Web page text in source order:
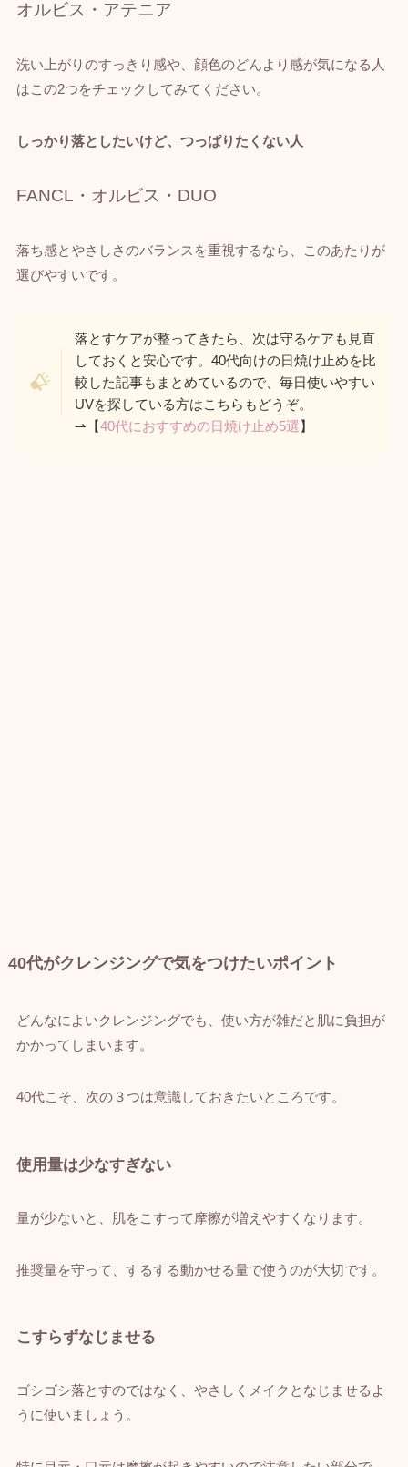
オルビス・アテニア
洗い上がりのすっきり感や、顔色のどんより感が気になる人
はこの2つをチェックしてみてください。
しっかり落としたいけど、つっぱりたくない人
FANCL・オルビス・DUO
落ち感とやさしさのバランスを重視するなら、このあたりが
選びやすいです。
落とすケアが整ってきたら、次は守るケアも見直
しておくと安心です。40代向けの日焼け止めを比
較した記事もまとめているので、毎日使いやすい
UVを探している方はこちらもどうぞ。
⇀【40代におすすめの日焼け止め5選 】
40代がクレンジングで気をつけたいポイント
どんなによいクレンジングでも、使い方が雑だと肌に負担が
かかってしまいます。
40代こそ、次の３つは意識しておきたいところです。
使用量は少なすぎない
量が少ないと、肌をこすって摩擦が増えやすくなります。
推奨量を守って、するする動かせる量で使うのが大切です。
こすらずなじませる
ゴシゴシ落とすのではなく、やさしくメイクとなじませるよ
うに使いましょう。